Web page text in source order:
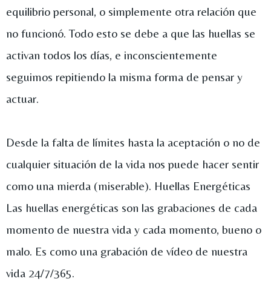
equilibrio personal, o simplemente otra relación que
no funcionó. Todo esto se debe a que las huellas se
activan todos los días, e inconscientemente
seguimos repitiendo la misma forma de pensar y
actuar.
Desde la falta de límites hasta la aceptación o no de
cualquier situación de la vida nos puede hacer sentir
como una mierda (miserable). Huellas Energéticas
Las huellas energéticas son las grabaciones de cada
momento de nuestra vida y cada momento, bueno o
malo. Es como una grabación de vídeo de nuestra
vida 24/7/365.